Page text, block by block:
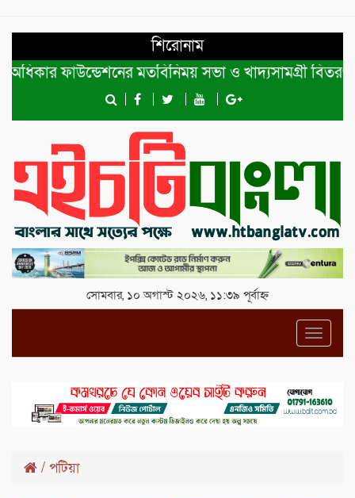
শিরোনাম
ফাউন্ডেশনের মতবিনিময় সভা ও খাদ্যসামগ্রী বিতরণ
সোমবার, ১০ অগাস্ট ২০২৬, ১১:৩৯ পূর্বাহ্ন
/ পটিয়া